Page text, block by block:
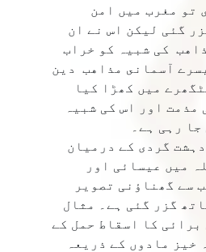
تو مغرب میں امن
گئی لیکن اس نے ان
کی شبیہ کو خراب
آسمانى مذاهب دین
میں کھڑا کیا
مذمت اور اس کی شبیہ
رہی ہے۔
گردی کے درمیان
میں عیسائی اور
سے گھناؤنی تصویر
گزر گئی ہے۔ مثال
برائی کا اسقاط حمل کے
خیز مادوں کے ذریعہ